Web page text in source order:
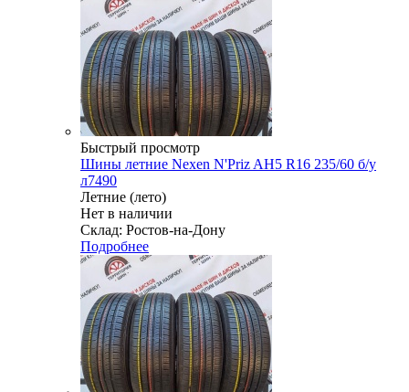
Быстрый просмотр
Шины летние Nexen N'Priz AH5 R16 235/60 б/у
л7490
Летние (лето)
Нет в наличии
Склад: Ростов-на-Дону
Подробнее